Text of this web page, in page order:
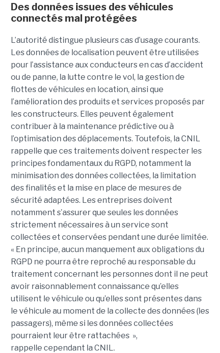
Des données issues des véhicules
connectés mal protégées
L’autorité distingue plusieurs cas d’usage courants.
Les données de localisation peuvent être utilisées
pour l’assistance aux conducteurs en cas d’accident
ou de panne, la lutte contre le vol, la gestion de
flottes de véhicules en location, ainsi que
l’amélioration des produits et services proposés par
les constructeurs. Elles peuvent également
contribuer à la maintenance prédictive ou à
l’optimisation des déplacements. Toutefois, la CNIL
rappelle que ces traitements doivent respecter les
principes fondamentaux du RGPD, notamment la
minimisation des données collectées, la limitation
des finalités et la mise en place de mesures de
sécurité adaptées. Les entreprises doivent
notamment s’assurer que seules les données
strictement nécessaires à un service sont
collectées et conservées pendant une durée limitée.
« En principe, aucun manquement aux obligations du
RGPD ne pourra être reproché au responsable du
traitement concernant les personnes dont il ne peut
avoir raisonnablement connaissance qu’elles
utilisent le véhicule ou qu’elles sont présentes dans
le véhicule au moment de la collecte des données (les
passagers), même si les données collectées
pourraient leur être rattachées »,
rappelle cependant la CNIL.